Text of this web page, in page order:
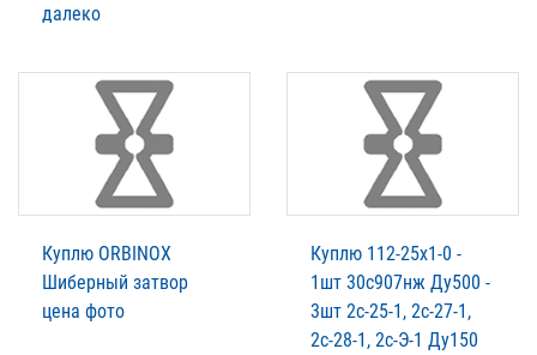
далеко
Куплю ORBINOX
Шиберный затвор
цена фото
Куплю 112-25х1-0 -
1шт 30с907нж Ду500 -
3шт 2с-25-1, 2с-27-1,
2с-28-1, 2с-Э-1 Ду150